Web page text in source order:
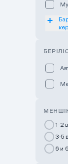
1-2
3-5
6 и